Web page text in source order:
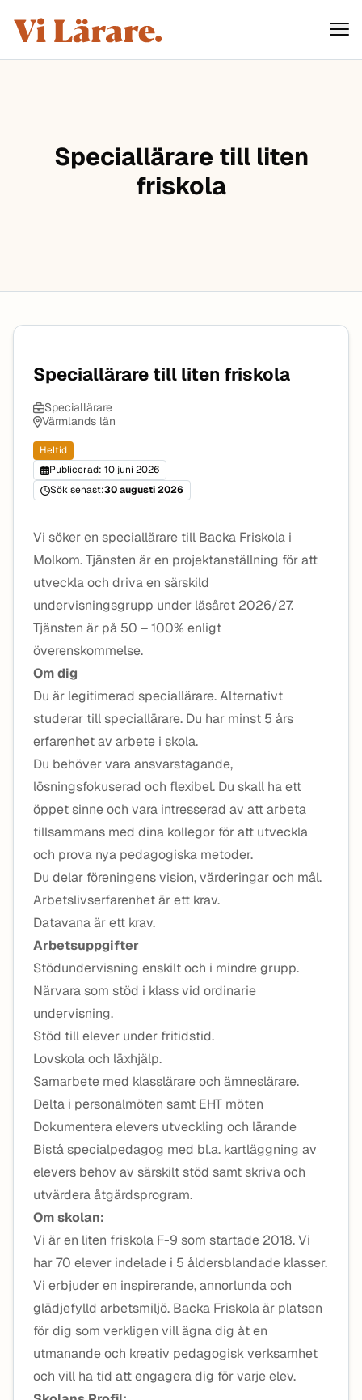
Hoppa till innehåll
ViLärare
Speciallärare till liten
friskola
Speciallärare till liten friskola
Speciallärare
Värmlands län
Heltid
Publicerad: 10 juni 2026
Sök senast:30 augusti 2026
Vi söker en speciallärare till Backa Friskola i
Molkom. Tjänsten är en projektanställning för att
utveckla och driva en särskild
undervisningsgrupp under läsåret 2026/27.
Tjänsten är på 50 – 100% enligt
överenskommelse.
Om dig
Du är legitimerad speciallärare. Alternativt
studerar till speciallärare. Du har minst 5 års
erfarenhet av arbete i skola.
Du behöver vara ansvarstagande,
lösningsfokuserad och flexibel. Du skall ha ett
öppet sinne och vara intresserad av att arbeta
tillsammans med dina kollegor för att utveckla
och prova nya pedagogiska metoder.
Du delar föreningens vision, värderingar och mål.
Arbetslivserfarenhet är ett krav.
Datavana är ett krav.
Arbetsuppgifter
Stödundervisning enskilt och i mindre grupp.
Närvara som stöd i klass vid ordinarie
undervisning.
Stöd till elever under fritidstid.
Lovskola och läxhjälp.
Samarbete med klasslärare och ämneslärare.
Delta i personalmöten samt EHT möten
Dokumentera elevers utveckling och lärande
Bistå specialpedagog med bl.a. kartläggning av
elevers behov av särskilt stöd samt skriva och
utvärdera åtgärdsprogram.
Om skolan:
Vi är en liten friskola F-9 som startade 2018. Vi
har 70 elever indelade i 5 åldersblandade klasser.
Vi erbjuder en inspirerande, annorlunda och
glädjefylld arbetsmiljö. Backa Friskola är platsen
för dig som verkligen vill ägna dig åt en
utmanande och kreativ pedagogisk verksamhet
och vill ha tid att engagera dig för varje elev.